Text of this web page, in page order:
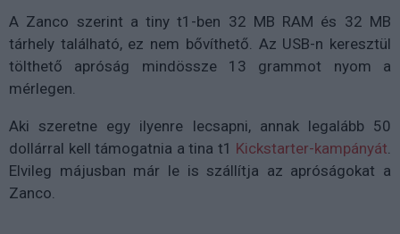
A Zanco szerint a tiny t1-ben 32 MB RAM és 32 MB
tárhely található, ez nem bővíthető. Az USB-n keresztül
tölthető apróság mindössze 13 grammot nyom a
mérlegen.
Aki szeretne egy ilyenre lecsapni, annak legalább 50
dollárral kell támogatnia a tina t1 Kickstarter-kampányát.
Elvileg májusban már le is szállítja az apróságokat a
Zanco.